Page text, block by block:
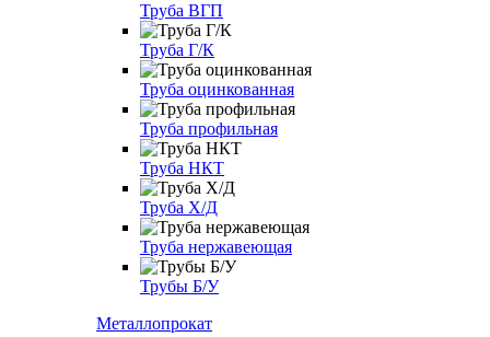
Труба ВГП
Труба Г/К
Труба оцинкованная
Труба профильная
Труба НКТ
Труба Х/Д
Труба нержавеющая
Трубы Б/У
Металлопрокат